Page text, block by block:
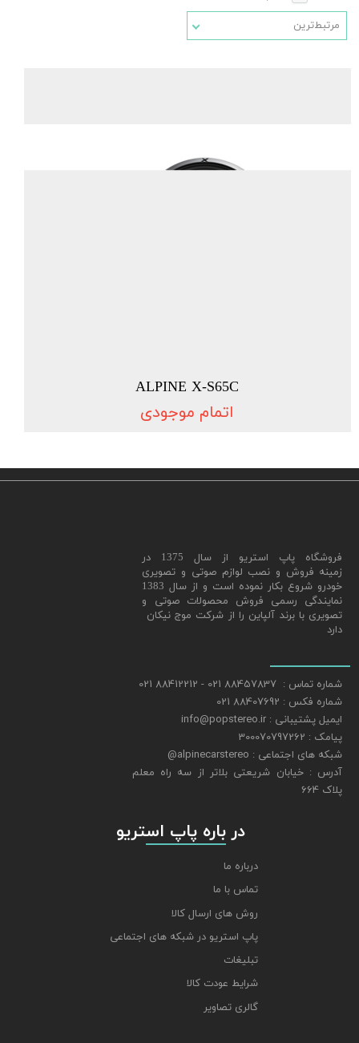
مرتبط‌ترین
ALPINE X-S65C
اتمام موجودی
​فروشگاه پاپ استریو از سال 1375 در
زمینه فروش و نصب لوازم صوتی و تصویری
خودرو شروع بکار نموده است و از سال 1383
نمایندگی رسمی فروش محصولات صوتی و
تصویری با برند آلپاین را از شرکت موج نیکان
دارد
شماره تماس : 88457837 021 - 88412212 021
شماره فکس : 88407692 021
ایمیل پشتیبانی : info@popstereo.ir
پیامک : 300070797262
شبکه های اجتماعی : alpinecarstereo@
​​​​​​​آدرس : خیابان شریعتی بلاتر از سه راه معلم
پلاک 664
​​​​​​​ در باره پاپ استریو
درباره ما
تماس با ما
روش های ارسال کالا
پاپ استریو در شبکه های اجتماعی
تبلیغات
شرایط عودت کالا
گالری تصاویر